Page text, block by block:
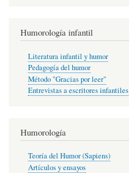
Humorología infantil
Literatura infantil y humor
Pedagogía del humor
Método "Gracias por leer"
Entrevistas a escritores infantiles
Humorología
Teoría del Humor (Sapiens)
Artículos y ensayos